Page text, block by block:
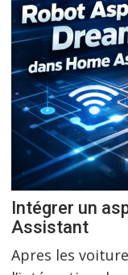
Intégrer un
Assistant
Apres les